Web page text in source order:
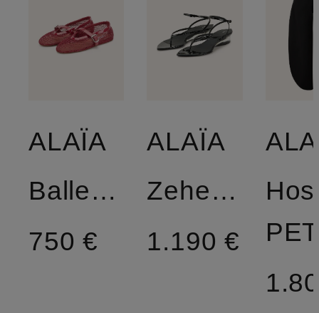
ALAÏA
Ballerinas
750 €
ALAÏA
Zehentrenner
1.190 €